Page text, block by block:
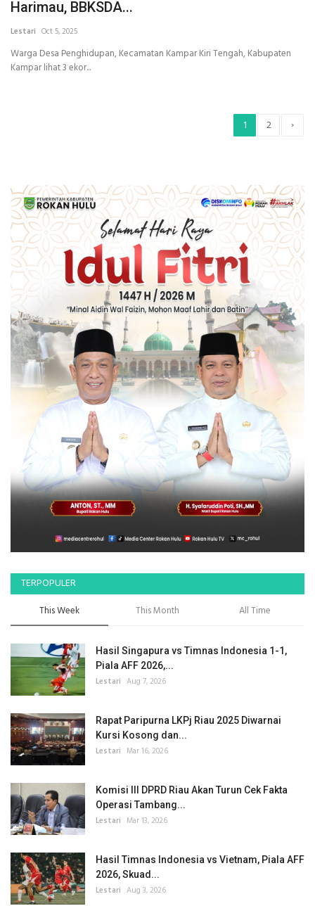
Harimau, BBKSDA...
Lestari Oct 5, 2025
Warga Desa Penghidupan, Kecamatan Kampar Kiri Tengah, Kabupaten
Kampar lihat 3 ekor...
1 2 ›
TERPOPULER
This Week This Month All Time
Hasil Singapura vs Timnas Indonesia 1-1,
Piala AFF 2026,...
Lestari Aug 7, 2026
Rapat Paripurna LKPj Riau 2025 Diwarnai
Kursi Kosong dan...
Lestari Mar 16, 2026
Komisi III DPRD Riau Akan Turun Cek Fakta
Operasi Tambang...
Lestari Mar 13, 2026
Hasil Timnas Indonesia vs Vietnam, Piala AFF
2026, Skuad...
Lestari Aug 3, 2026